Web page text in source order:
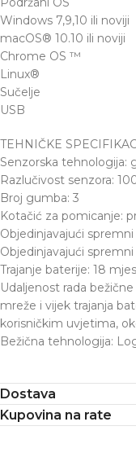
Windows 7,9,10 ili noviji
macOS® 10.10 ili noviji
Chrome OS ™
Linux®
Sučelje
USB
TEHNIČKE
Senzorska tehnologija:
Razlučivost senzora:
Broj gumba: 3
Kotačić za pomicanje:
Objedinjavajući
Objedinjavajući
Trajanje baterije: 18
Udaljenost rada
mreže i vijek trajanja
korisničkim uvjetima,
Bežična tehnologija:
Dostava
Kupovina na rate